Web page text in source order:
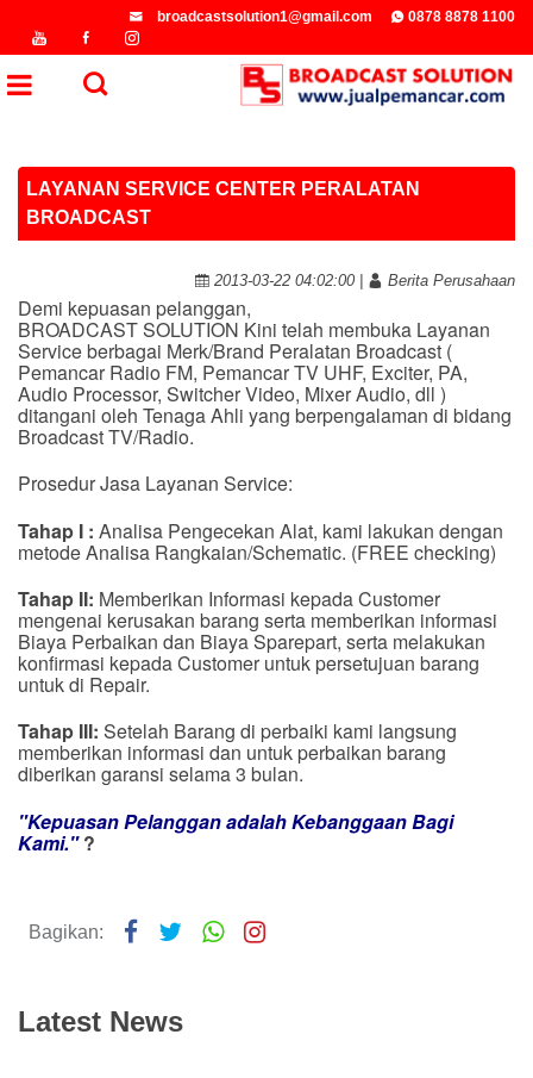
broadcastsolution1@gmail.com 0878 8878 1100
LAYANAN SERVICE CENTER PERALATAN
BROADCAST
2013-03-22 04:02:00 | Berita Perusahaan
Demi kepuasan pelanggan,
BROADCAST SOLUTION Kini telah membuka Layanan
Service berbagai Merk/Brand Peralatan Broadcast (
Pemancar Radio FM, Pemancar TV UHF, Exciter, PA,
Audio Processor, Switcher Video, Mixer Audio, dll )
ditangani oleh Tenaga Ahli yang berpengalaman di bidang
Broadcast TV/Radio.
Prosedur Jasa Layanan Service:
Tahap I : Analisa Pengecekan Alat, kami lakukan dengan
metode Analisa Rangkaian/Schematic. (FREE checking)
Tahap II: Memberikan Informasi kepada Customer
mengenai kerusakan barang serta memberikan informasi
Biaya Perbaikan dan Biaya Sparepart, serta melakukan
konfirmasi kepada Customer untuk persetujuan barang
untuk di Repair.
Tahap III: Setelah Barang di perbaiki kami langsung
memberikan informasi dan untuk perbaikan barang
diberikan garansi selama 3 bulan.
"Kepuasan Pelanggan adalah Kebanggaan Bagi
Kami."?
Bagikan:
Latest News